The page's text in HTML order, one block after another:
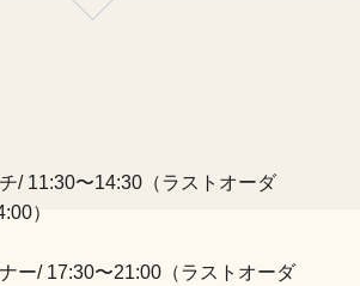
/ 11:30〜14:30（ラストオーダ
）
ー/ 17:30〜21:00（ラストオーダ